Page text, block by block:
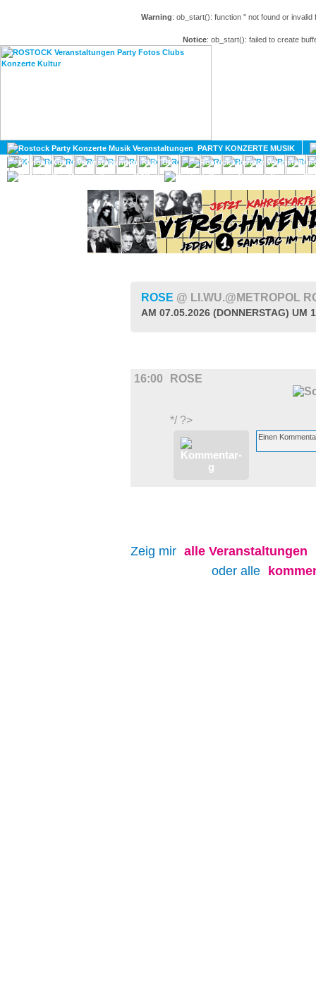
Warning: ob_start(): function '' not found or
Notice: ob_start(): failed to create
PARTY KONZERTE MUSIK
KULTUR
GAY
ROSE @ LI.WU.@METROPOL
AM 07.05.2026 (DONNERSTAG) UM
16:00 ROSE
*/ ?>
Zeig mir alle Veranstaltungen
oder alle